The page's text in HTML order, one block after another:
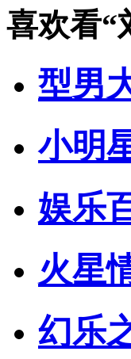
喜欢看“
型男
小明
娱乐
火星
幻乐